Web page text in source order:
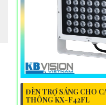
ĐÈN TRỢ SÁNG CHO
THÔNG KX-F42FL